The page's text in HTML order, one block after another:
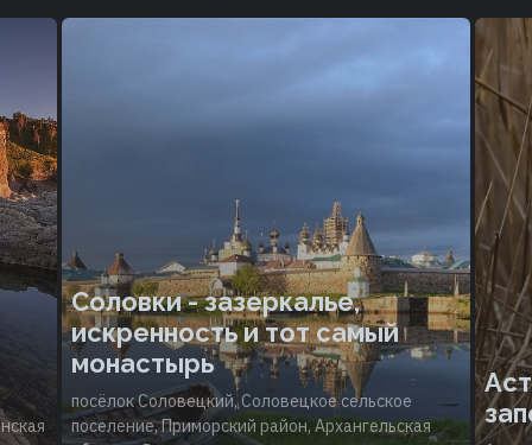
Соловки - зазеркалье,
искренность и тот самый
монастырь
посёлок Соловецкий, Соловецкое сельское
поселение, Приморский район, Архангельская